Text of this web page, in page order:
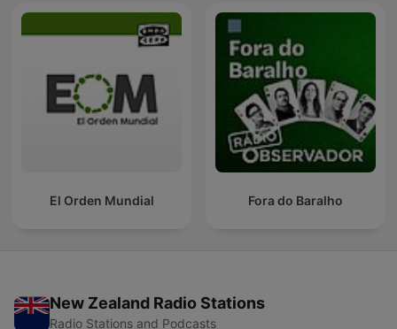
El Orden Mundial Fora do Baralho
New Zealand Radio Stations
Radio Stations and Podcasts